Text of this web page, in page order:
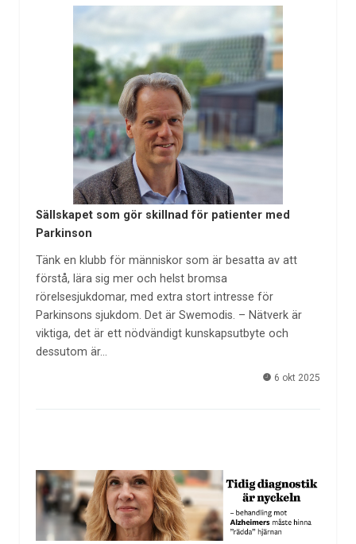
Sällskapet som gör skillnad för patienter med
Parkinson
Tänk en klubb för människor som är besatta av att
förstå, lära sig mer och helst bromsa
rörelsesjukdomar, med extra stort intresse för
Parkinsons sjukdom. Det är Swemodis. – Nätverk är
viktiga, det är ett nödvändigt kunskapsutbyte och
dessutom är…
6 okt 2025